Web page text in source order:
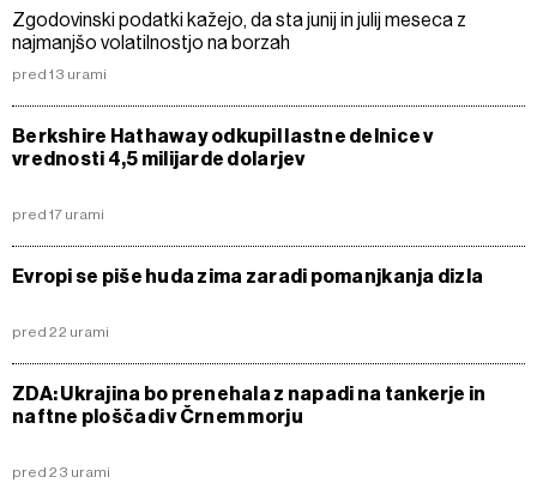
Zgodovinski podatki kažejo, da sta junij in julij meseca z
najmanjšo volatilnostjo na borzah
pred 13 urami
Berkshire Hathaway odkupil lastne delnice v
vrednosti 4,5 milijarde dolarjev
pred 17 urami
Evropi se piše huda zima zaradi pomanjkanja dizla
pred 22 urami
ZDA: Ukrajina bo prenehala z napadi na tankerje in
naftne ploščadi v Črnem morju
pred 23 urami